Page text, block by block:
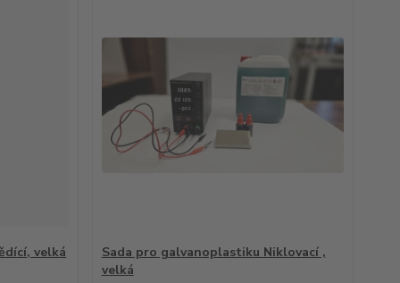
velká
Sada pro galvanoplastiku Niklovací ,
velká